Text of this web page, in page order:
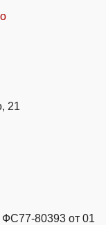
21
80393 от 01